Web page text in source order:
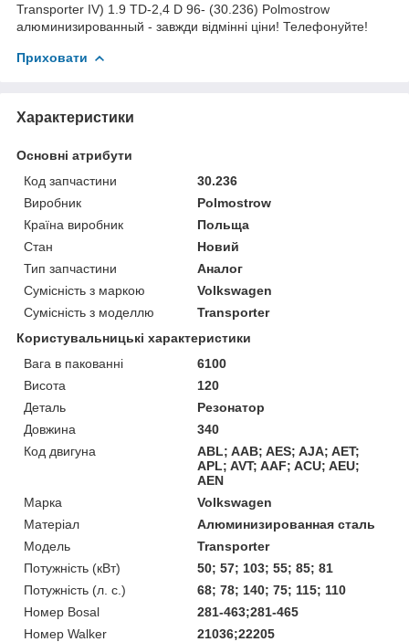
Transporter IV) 1.9 TD-2,4 D 96- (30.236) Polmostrow
алюминизированный - завжди відмінні ціни! Телефонуйте!
Приховати
Характеристики
Основні атрибути
Код запчастини
30.236
Виробник
Polmostrow
Країна виробник
Польща
Стан
Новий
Тип запчастини
Аналог
Сумісність з маркою
Volkswagen
Сумісність з моделлю
Transporter
Користувальницькі характеристики
Вага в пакованні
6100
Висота
120
Деталь
Резонатор
Довжина
340
Код двигуна
ABL; AAB; AES; AJA; AET;
APL; AVT; AAF; ACU; AEU;
AEN
Марка
Volkswagen
Матеріал
Алюминизированная сталь
Мoдель
Transporter
Потужність (кВт)
50; 57; 103; 55; 85; 81
Потужність (л. с.)
68; 78; 140; 75; 115; 110
Номер Bosal
281-463;281-465
Номер Walker
21036;22205